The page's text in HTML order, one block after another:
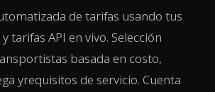
de tarifas usando tus
tarifas API en vivo. Selección
basada en costo,
yrequisitos de servicio. Cuenta